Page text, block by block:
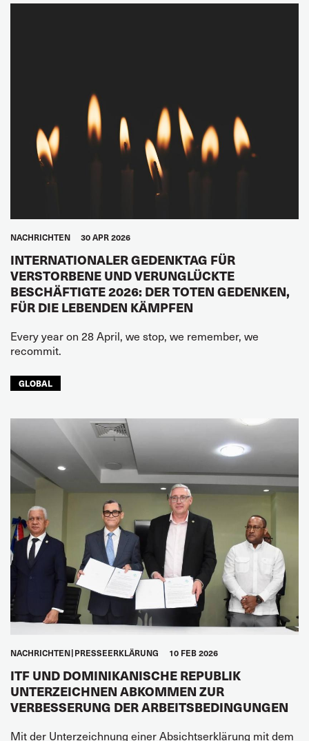
NACHRICHTEN 30 APR 2026
INTERNATIONALER GEDENKTAG FÜR
VERSTORBENE UND VERUNGLÜCKTE
BESCHÄFTIGTE 2026: DER TOTEN GEDENKEN,
FÜR DIE LEBENDEN KÄMPFEN
Every year on 28 April, we stop, we remember, we
recommit.
GLOBAL
NACHRICHTEN PRESSEERKLÄRUNG 10 FEB 2026
ITF UND DOMINIKANISCHE REPUBLIK
UNTERZEICHNEN ABKOMMEN ZUR
VERBESSERUNG DER ARBEITSBEDINGUNGEN
Mit der Unterzeichnung einer Absichtserklärung mit dem